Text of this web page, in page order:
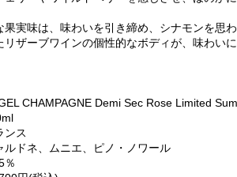
果実味は、味わいを引き締め、シナモンを思
ザーブワインの個性的なボディが、味わい
Demi Sec Rose Limited
ス
、ムニエ、ピノ・ノワール
％